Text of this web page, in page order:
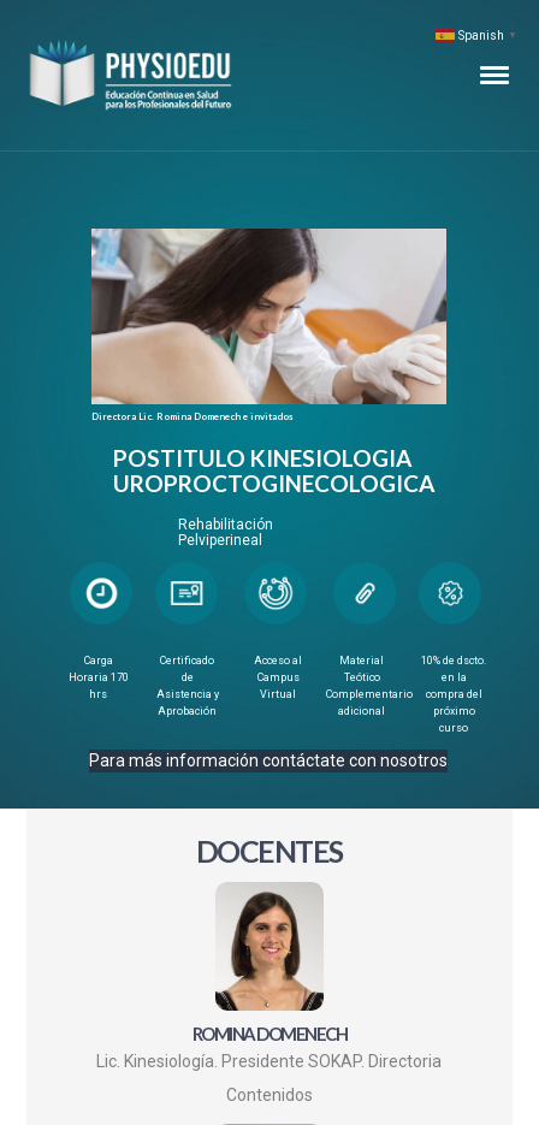
POSTITULO KINESIOLOGIA
UROPROCTOGINECOLOGICA
Rehabilitación
Pelviperineal
Carga
Horaria 170
hrs
Certificado
de
Asistencia y
Aprobación
Acceso al
Campus
Virtual
Material
Teótico
Complementario
adicional
10% de dscto.
en la
compra del
próximo
curso
Para más información contáctate con nosotros
Directora Lic. Romina Domenech e invitados
DOCENTES
ROMINA DOMENECH
Lic. Kinesiología. Presidente SOKAP. Directoria
Contenidos
Spanish ▼